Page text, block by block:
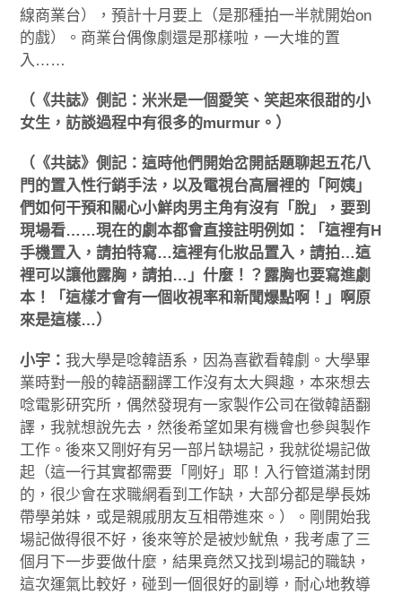
線商業台），預計十月要上（是那種拍一半就開始on
的戲）。商業台偶像劇還是那樣啦，一大堆的置
入……
（《共誌》側記：米米是一個愛笑、笑起來很甜的小
女生，訪談過程中有很多的murmur。）
（《共誌》側記：這時他們開始岔開話題聊起五花八
門的置入性行銷手法，以及電視台高層裡的「阿姨」
們如何干預和關心小鮮肉男主角有沒有「脫」，要到
現場看……現在的劇本都會直接註明例如：「這裡有H
手機置入，請拍特寫…這裡有化妝品置入，請拍…這
裡可以讓他露胸，請拍…」什麼！？露胸也要寫進劇
本！「這樣才會有一個收視率和新聞爆點啊！」啊原
來是這樣…）
小宇：我大學是唸韓語系，因為喜歡看韓劇。大學畢
業時對一般的韓語翻譯工作沒有太大興趣，本來想去
唸電影研究所，偶然發現有一家製作公司在徵韓語翻
譯，我就想說先去，然後希望如果有機會也參與製作
工作。後來又剛好有另一部片缺場記，我就從場記做
起（這一行其實都需要「剛好」耶！入行管道滿封閉
的，很少會在求職網看到工作缺，大部分都是學長姊
帶學弟妹，或是親戚朋友互相帶進來。）。剛開始我
場記做得很不好，後來等於是被炒魷魚，我考慮了三
個月下一步要做什麼，結果竟然又找到場記的職缺，
這次運氣比較好，碰到一個很好的副導，耐心地教導